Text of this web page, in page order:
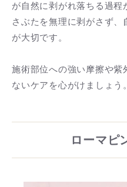
が自然に剥がれ落ちる過
さぶたを無理に剥がさず、
が大切です。
施術部位への強い摩擦や紫
ないケアを心がけましょう。
ローマピ